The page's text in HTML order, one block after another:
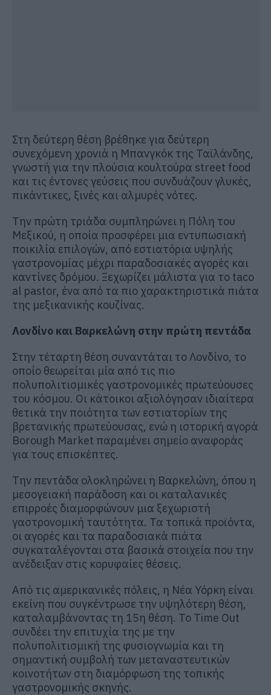
Στη δεύτερη θέση βρέθηκε για δεύτερη
συνεχόμενη χρονιά η Μπανγκόκ της Ταϊλάνδης,
γνωστή για την πλούσια κουλτούρα street food
και τις έντονες γεύσεις που συνδυάζουν γλυκές,
πικάντικες, ξινές και αλμυρές νότες.
Την πρώτη τριάδα συμπληρώνει η Πόλη του
Μεξικού, η οποία προσφέρει μια εντυπωσιακή
ποικιλία επιλογών, από εστιατόρια υψηλής
γαστρονομίας μέχρι παραδοσιακές αγορές και
καντίνες δρόμου. Ξεχωρίζει μάλιστα για το taco
al pastor, ένα από τα πιο χαρακτηριστικά πιάτα
της μεξικανικής κουζίνας.
Λονδίνο και Βαρκελώνη στην πρώτη πεντάδα
Στην τέταρτη θέση συναντάται το Λονδίνο, το
οποίο θεωρείται μία από τις πιο
πολυπολιτισμικές γαστρονομικές πρωτεύουσες
του κόσμου. Οι κάτοικοι αξιολόγησαν ιδιαίτερα
θετικά την ποιότητα των εστιατορίων της
βρετανικής πρωτεύουσας, ενώ η ιστορική αγορά
Borough Market παραμένει σημείο αναφοράς
για τους επισκέπτες.
Την πεντάδα ολοκληρώνει η Βαρκελώνη, όπου η
μεσογειακή παράδοση και οι καταλανικές
επιρροές διαμορφώνουν μια ξεχωριστή
γαστρονομική ταυτότητα. Τα τοπικά προϊόντα,
οι αγορές και τα παραδοσιακά πιάτα
συγκαταλέγονται στα βασικά στοιχεία που την
ανέδειξαν στις κορυφαίες θέσεις.
Από τις αμερικανικές πόλεις, η Νέα Υόρκη είναι
εκείνη που συγκέντρωσε την υψηλότερη θέση,
καταλαμβάνοντας τη 15η θέση. Το Time Out
συνδέει την επιτυχία της με την
πολυπολιτισμική της φυσιογνωμία και τη
σημαντική συμβολή των μεταναστευτικών
κοινοτήτων στη διαμόρφωση της τοπικής
γαστρονομικής σκηνής.